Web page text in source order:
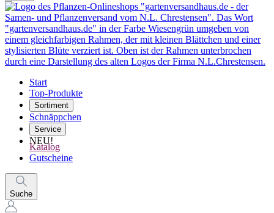
Start
Top-Produkte
Sortiment
Schnäppchen
Service
NEU!
Katalog
Gutscheine
Suche